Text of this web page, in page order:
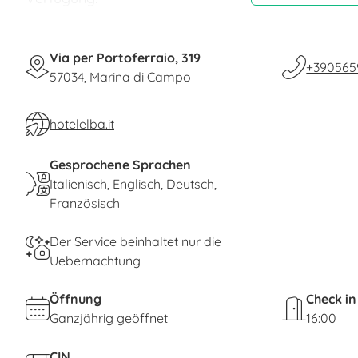
vervollständigen die Leistungen. Außerdem
um einen frischen Fisch zu grillen.
Von derselben Hotel werden die
Via per Portoferraio, 319
57034, Marina di Campo
hotelelba.it
Gesprochene Sprachen
Italienisch Englisch Deutsch
Französisch
Der Service beinhaltet nur die
Uebernachtung
Öffnung
Ganzjährig geöffnet
Check in
16:00